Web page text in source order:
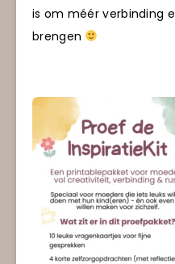
is om méér verbinding
brengen